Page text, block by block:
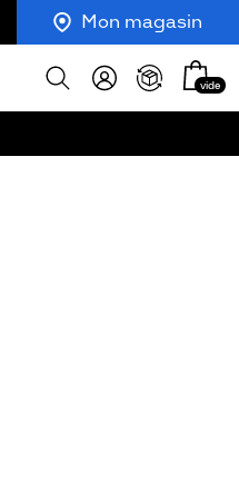
Mon magasin
Afficher
Mon
panier
vide